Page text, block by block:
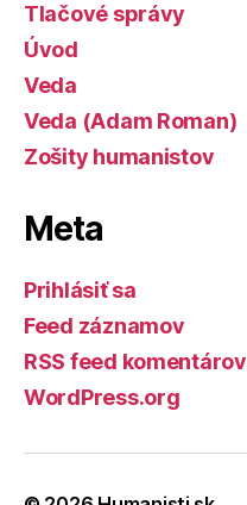
Tlačové správy
Úvod
Veda
Veda (Adam Roman)
Zošity humanistov
Meta
Prihlásiť sa
Feed záznamov
RSS feed komentárov
WordPress.org